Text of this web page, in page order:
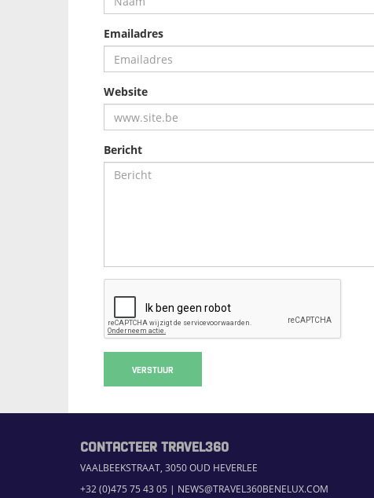
Emailadres
Website
Bericht
VERSTUUR
CONTACTEER TRAVEL360
VAALBEEKSTRAAT, 3050 OUD HEVERLEE
+32 (0)475 75 43 05 | NEWS@TRAVEL360BENELUX.COM